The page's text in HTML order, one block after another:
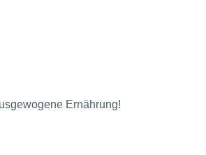
Ernährung!